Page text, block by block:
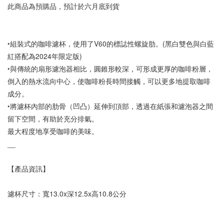
此商品為預購品，預計於六月底到貨
‣組裝式的咖啡濾杯，使用了V60的標誌性螺旋肋。(黑白雙色與白藍
紅搭配為2024年限定版)
‣與傳統的扇形濾泡器相比，圓錐形較深，可形成更厚的咖啡粉層，
倒入的熱水流向中心，使咖啡粉長時間接觸，可以更多地提取咖啡
成分。
‣將濾杯內部的肋骨（凹凸）延伸到頂部，透過在紙張和濾泡器之間
留下空間，有助於充分排氣。
最大程度地享受咖啡的美味。
【產品資訊】
濾杯尺寸：寬13.0x深12.5x高10.8公分